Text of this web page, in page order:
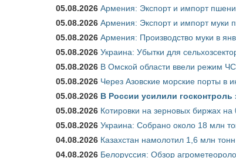
05.08.2026 Армения: Экспорт и импорт
05.08.2026 Армения: Экспорт и импорт муки
05.08.2026 Армения: Производство муки в
05.08.2026 Украина: Убытки для
05.08.2026 В Омской области ввели режим ЧС
05.08.2026 Через Азовские морские порты в
05.08.2026 В России усилили госконтроль
05.08.2026 Котировки на зерновых биржах на
05.08.2026 Украина: Собрано около 18 млн
04.08.2026 Казахстан намолотил 1,6 млн
04.08.2026 Белоруссия: Обзор